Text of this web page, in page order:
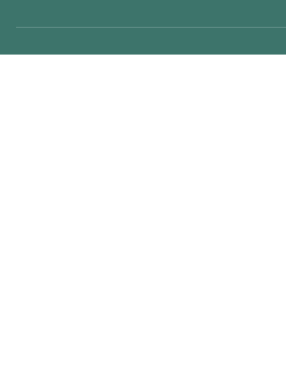
Contemporary Art will open on Thursday,
23, at...